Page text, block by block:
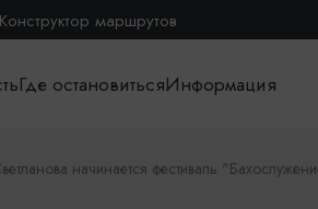
Конструктор маршрутов
Где остановитьсяИнформация
начинается фестиваль